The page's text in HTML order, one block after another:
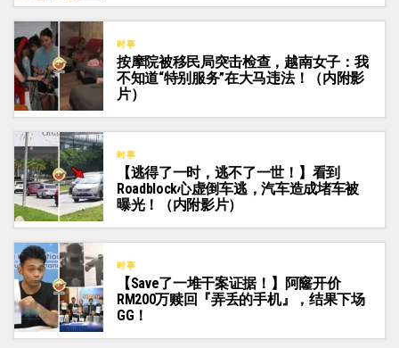
时事
按摩院被移民局突击检查，越南女子：我
不知道“特别服务”在大马违法！（内附影
片）
时事
【逃得了一时，逃不了一世！】看到
Roadblock心虚倒车逃，汽车造成堵车被
曝光！（内附影片）
时事
【Save了一堆干案证据！】阿窿开价
RM200万赎回『弄丢的手机』，结果下场
GG！